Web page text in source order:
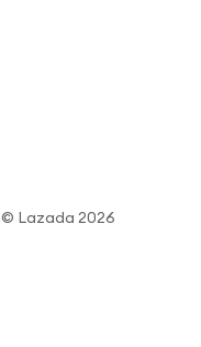
© Lazada 2026